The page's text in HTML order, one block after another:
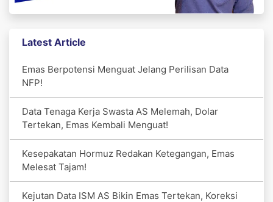
Latest Article
Emas Berpotensi Menguat Jelang Perilisan Data
NFP!
Data Tenaga Kerja Swasta AS Melemah, Dolar
Tertekan, Emas Kembali Menguat!
Kesepakatan Hormuz Redakan Ketegangan, Emas
Melesat Tajam!
Kejutan Data ISM AS Bikin Emas Tertekan, Koreksi